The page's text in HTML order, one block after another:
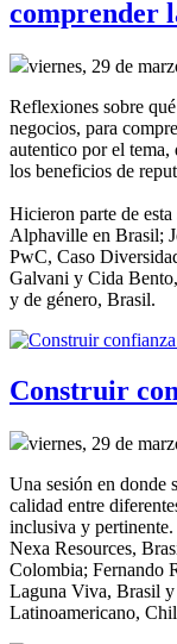
comprender
viernes, 29 de
Reflexiones sobre
negocios, para
autentico por el
los beneficios de
Hicieron parte de
Alphaville en Brasil;
PwC, Caso
Galvani y Cida
y de género, Brasil.
Construir
viernes, 29 de
Una sesión en donde
calidad entre
inclusiva y
Nexa Resources,
Colombia; Fernando
Laguna Viva, Brasil
Latinoamericano,